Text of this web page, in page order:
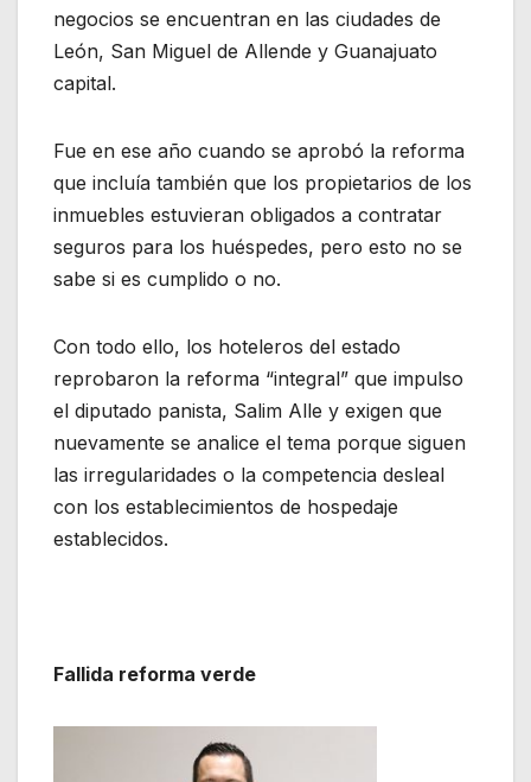
negocios se encuentran en las ciudades de
León, San Miguel de Allende y Guanajuato
capital.
Fue en ese año cuando se aprobó la reforma
que incluía también que los propietarios de los
inmuebles estuvieran obligados a contratar
seguros para los huéspedes, pero esto no se
sabe si es cumplido o no.
Con todo ello, los hoteleros del estado
reprobaron la reforma “integral” que impulso
el diputado panista, Salim Alle y exigen que
nuevamente se analice el tema porque siguen
las irregularidades o la competencia desleal
con los establecimientos de hospedaje
establecidos.
Fallida reforma verde